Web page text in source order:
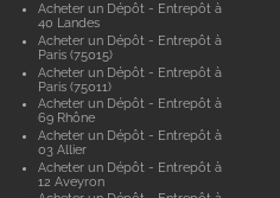
Acheter un Dépôt - Entrepôt à
40 Landes
Acheter un Dépôt - Entrepôt à
Paris (75015)
Acheter un Dépôt - Entrepôt à
Paris (75011)
Acheter un Dépôt - Entrepôt à
69 Rhône
Acheter un Dépôt - Entrepôt à
03 Allier
Acheter un Dépôt - Entrepôt à
12 Aveyron